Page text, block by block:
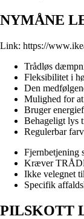
NYMÅNE
Link: https://
Trådløs
Fleksibilitet i
Den
Mulighed for
Bruger
Behageligt lys
Regulerbar
Fjernbetjening
Kræver
Ikke velegnet
Specifik
PILSKOTT